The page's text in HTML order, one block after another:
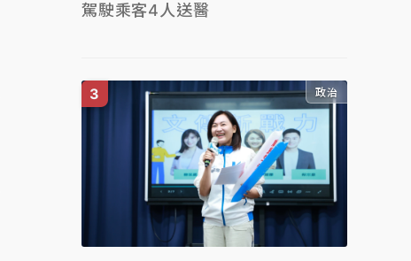
駕駛乘客4人送醫
政治